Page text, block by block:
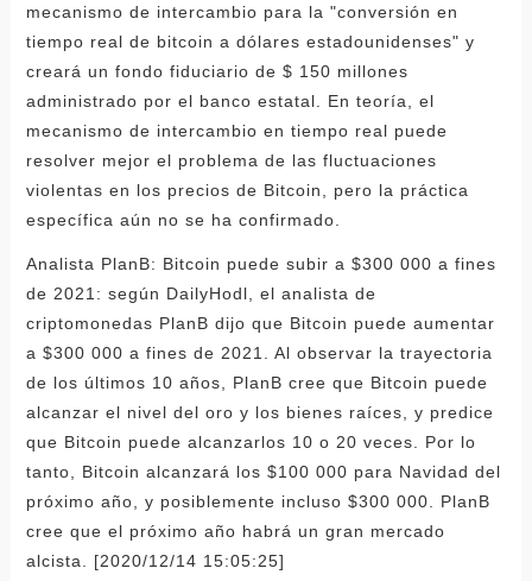
mecanismo de intercambio para la "conversión en
tiempo real de bitcoin a dólares estadounidenses" y
creará un fondo fiduciario de $ 150 millones
administrado por el banco estatal. En teoría, el
mecanismo de intercambio en tiempo real puede
resolver mejor el problema de las fluctuaciones
violentas en los precios de Bitcoin, pero la práctica
específica aún no se ha confirmado.
Analista PlanB: Bitcoin puede subir a $300 000 a fines
de 2021: según DailyHodl, el analista de
criptomonedas PlanB dijo que Bitcoin puede aumentar
a $300 000 a fines de 2021. Al observar la trayectoria
de los últimos 10 años, PlanB cree que Bitcoin puede
alcanzar el nivel del oro y los bienes raíces, y predice
que Bitcoin puede alcanzarlos 10 o 20 veces. Por lo
tanto, Bitcoin alcanzará los $100 000 para Navidad del
próximo año, y posiblemente incluso $300 000. PlanB
cree que el próximo año habrá un gran mercado
alcista. [2020/12/14 15:05:25]